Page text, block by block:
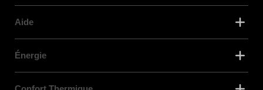
Aide
Énergie